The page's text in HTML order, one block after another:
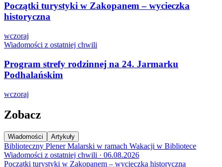
Początki turystyki w Zakopanem – wycieczka
historyczna
wczoraj
Wiadomości z ostatniej chwili
Program strefy rodzinnej na 24. Jarmarku
Podhalańskim
wczoraj
Zobacz
Wiadomości Artykuły
Biblioteczny Plener Malarski w ramach Wakacji w Bibliotece
Wiadomości z ostatniej chwili · 06.08.2026
Początki turystyki w Zakopanem – wycieczka historyczna